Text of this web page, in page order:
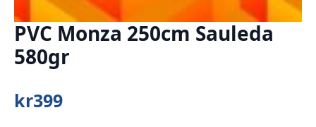
PVC Monza 250cm Sauleda
580gr
kr399